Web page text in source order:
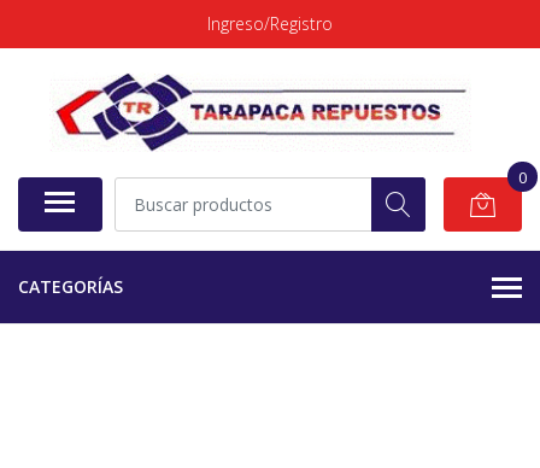
Ingreso/Registro
0
CATEGORÍAS